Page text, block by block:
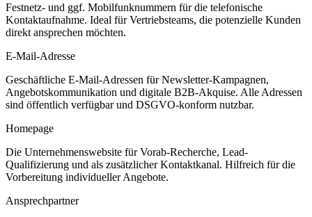
Festnetz- und ggf. Mobilfunknummern für die telefonische
Kontaktaufnahme. Ideal für Vertriebsteams, die potenzielle Kunden
direkt ansprechen möchten.
E-Mail-Adresse
Geschäftliche E-Mail-Adressen für Newsletter-Kampagnen,
Angebotskommunikation und digitale B2B-Akquise. Alle Adressen
sind öffentlich verfügbar und DSGVO-konform nutzbar.
Homepage
Die Unternehmenswebsite für Vorab-Recherche, Lead-
Qualifizierung und als zusätzlicher Kontaktkanal. Hilfreich für die
Vorbereitung individueller Angebote.
Ansprechpartner